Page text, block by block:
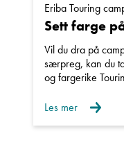
Denne siden er
Personvernerklæring
Eriba Touring
Sett farge
Vil du dra på
særpreg, kan du
og fargerike
Les mer